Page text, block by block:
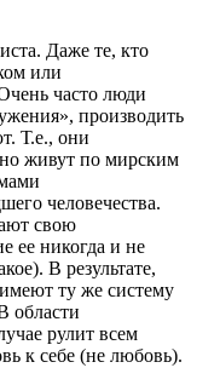
Даже те, кто
или
часто люди
производить
Т.е., они
живут по мирским
человечества.
свою
ее никогда и не
В результате,
ту же систему
области
рулит всем
к себе (не любовь).